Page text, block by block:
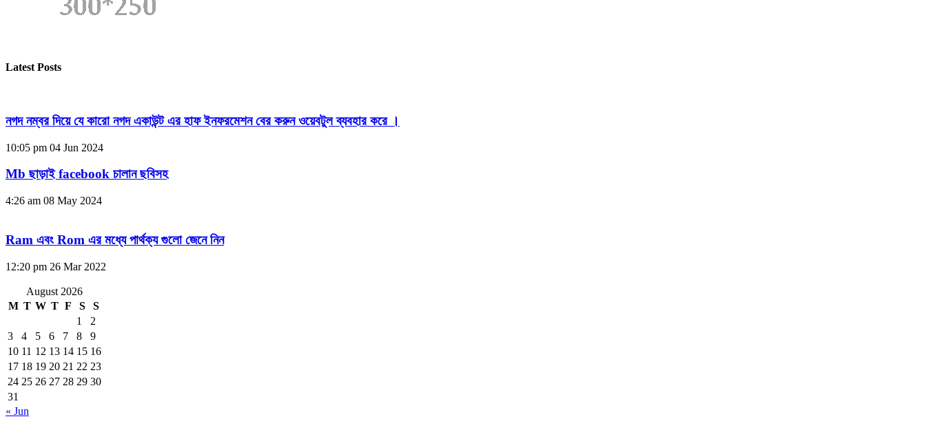
Latest Posts
নগদ নম্বর দিয়ে যে কারো নগদ একাউন্ট এর হাফ ইনফরমেশন বের করুন ওয়েবটুল ব্যবহার করে ।
10:05 pm 04 Jun 2024
Mb ছাড়াই facebook চালান ছবিসহ
4:26 am 08 May 2024
Ram এবং Rom এর মধ্যে পার্থক্য গুলো জেনে নিন
12:20 pm 26 Mar 2022
August 2026
M T W T F S
S
1
2
3
4 5 6 7 8
9
10 11 12 13 14 15 16
17 18 19 20 21 22 23
24 25 26 27 28 29 30
31
« Jun